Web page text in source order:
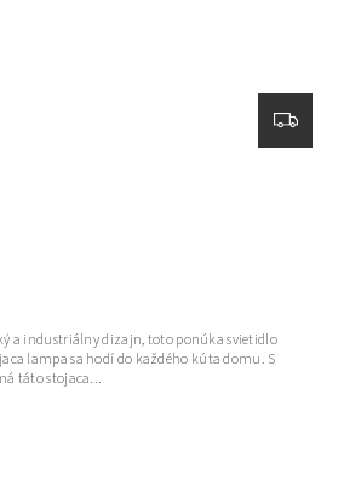
a industriálny dizajn, toto ponúka svietidlo
lampa sa hodí do každého kúta domu. S
táto stojaca...